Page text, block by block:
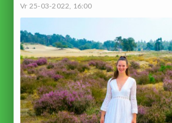
Vr 25-03-2022, 16:00